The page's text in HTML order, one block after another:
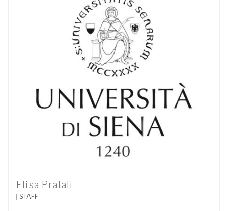
Elisa Pratali
STAFF